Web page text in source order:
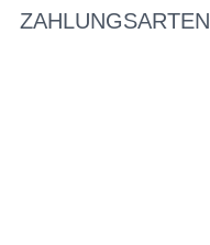
ZAHLUNGSARTEN